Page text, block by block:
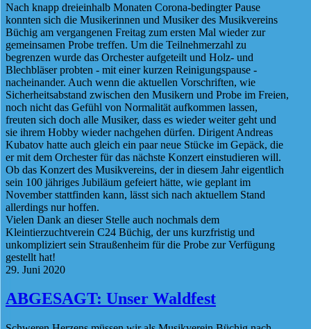
Nach knapp dreieinhalb Monaten Corona-bedingter Pause
konnten sich die Musikerinnen und Musiker des Musikvereins
Büchig am vergangenen Freitag zum ersten Mal wieder zur
gemeinsamen Probe treffen. Um die Teilnehmerzahl zu
begrenzen wurde das Orchester aufgeteilt und Holz- und
Blechbläser probten - mit einer kurzen Reinigungspause -
nacheinander. Auch wenn die aktuellen Vorschriften, wie
Sicherheitsabstand zwischen den Musikern und Probe im Freien,
noch nicht das Gefühl von Normalität aufkommen lassen,
freuten sich doch alle Musiker, dass es wieder weiter geht und
sie ihrem Hobby wieder nachgehen dürfen. Dirigent Andreas
Kubatov hatte auch gleich ein paar neue Stücke im Gepäck, die
er mit dem Orchester für das nächste Konzert einstudieren will.
Ob das Konzert des Musikvereins, der in diesem Jahr eigentlich
sein 100 jähriges Jubiläum gefeiert hätte, wie geplant im
November stattfinden kann, lässt sich nach aktuellem Stand
allerdings nur hoffen.
Vielen Dank an dieser Stelle auch nochmals dem
Kleintierzuchtverein C24 Büchig, der uns kurzfristig und
unkompliziert sein Straußenheim für die Probe zur Verfügung
gestellt hat!
29. Juni 2020
ABGESAGT: Unser Waldfest